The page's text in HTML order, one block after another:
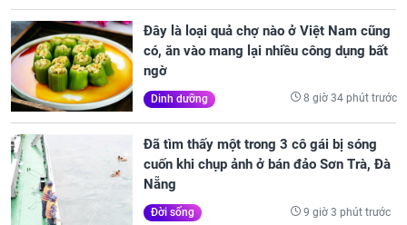
Đây là loại quả chợ nào ở Việt Nam cũng
có, ăn vào mang lại nhiều công dụng bất
ngờ
Dinh dưỡng 8 giờ 34 phút trước
Đã tìm thấy một trong 3 cô gái bị sóng
cuốn khi chụp ảnh ở bán đảo Sơn Trà, Đà
Nẵng
Đời sống 9 giờ 3 phút trước